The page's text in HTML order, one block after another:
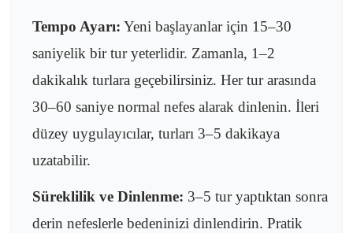
Tempo Ayarı: Yeni başlayanlar için 15–30
saniyelik bir tur yeterlidir. Zamanla, 1–2
dakikalık turlara geçebilirsiniz. Her tur arasında
30–60 saniye normal nefes alarak dinlenin. İleri
düzey uygulayıcılar, turları 3–5 dakikaya
uzatabilir.
Süreklilik ve Dinlenme: 3–5 tur yaptıktan sonra
derin nefeslerle bedeninizi dinlendirin. Pratik